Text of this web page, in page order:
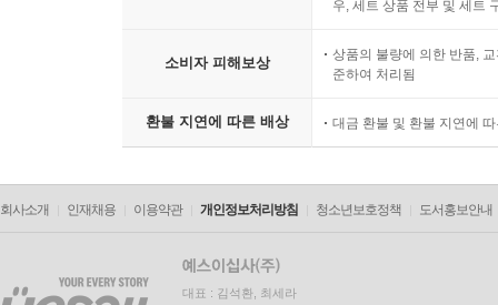
우, 세트 상품 전부 및 세트
소비자 피해보상
상품의 불량에 의한 반품,
준하여 처리됨
환불 지연에 따른 배상 대금 환불 및 환불 지연에
회사소개 인재채용 이용약관 개인정보처리방침 청소년보호정책 도서홍보안내
대표 : 김석환, 최세라